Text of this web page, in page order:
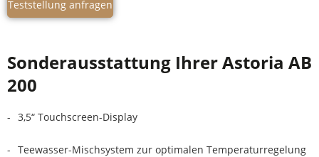
Teststellung anfragen
Sonderausstattung Ihrer Astoria AB
200
3,5“ Touchscreen-Display
Teewasser-Mischsystem zur optimalen Temperaturregelung